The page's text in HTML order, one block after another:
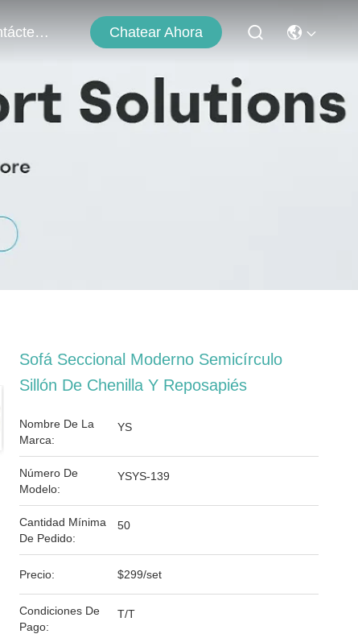
Contáctenos Chatear Ahora
Sofá Seccional Moderno Semicírculo
Sillón De Chenilla Y Reposapiés
Nombre De La
Marca:
YS
Número De
Modelo:
YSYS-139
Cantidad Mínima
De Pedido:
50
Precio: $299/set
Condiciones De
Pago:
T/T